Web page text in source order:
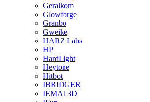
Geralkom
Glowforge
Granbo
Gweike
HARZ Labs
HP
HardLight
Heytone
Hitbot
IBRIDGER
IEMAI 3D